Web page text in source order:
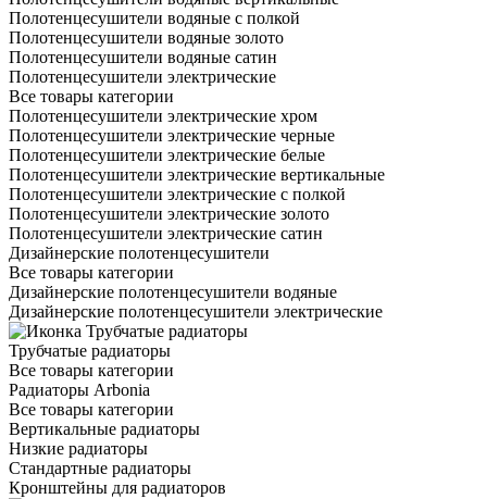
Полотенцесушители водяные с полкой
Полотенцесушители водяные золото
Полотенцесушители водяные сатин
Полотенцесушители электрические
Все товары категории
Полотенцесушители электрические хром
Полотенцесушители электрические черные
Полотенцесушители электрические белые
Полотенцесушители электрические вертикальные
Полотенцесушители электрические с полкой
Полотенцесушители электрические золото
Полотенцесушители электрические сатин
Дизайнерские полотенцесушители
Все товары категории
Дизайнерские полотенцесушители водяные
Дизайнерские полотенцесушители электрические
Трубчатые радиаторы
Все товары категории
Радиаторы Arbonia
Все товары категории
Вертикальные радиаторы
Низкие радиаторы
Стандартные радиаторы
Кронштейны для радиаторов